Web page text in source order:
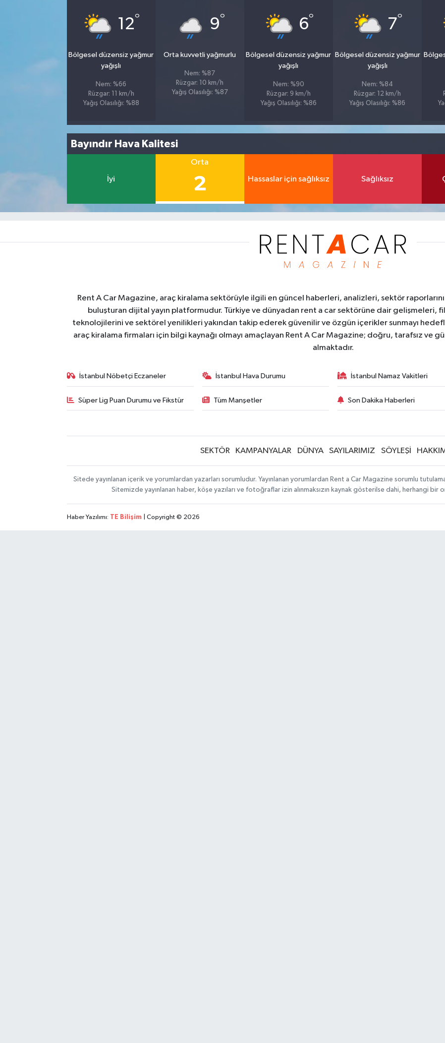
12°
Bölgesel düzensiz yağmur
yağışlı
Nem: %66
Rüzgar: 11 km/h
Yağış Olasılığı: %88
9°
Orta kuvvetli yağmurlu
Nem: %87
Rüzgar: 10 km/h
Yağış Olasılığı: %87
6°
Bölgesel düzensiz yağmur
yağışlı
Nem: %90
Rüzgar: 9 km/h
Yağış Olasılığı: %86
7°
Bölgesel düzensiz yağmur
yağışlı
Nem: %84
Rüzgar: 12 km/h
Yağış Olasılığı: %86
Bayındır Hava Kalitesi
İyi
Orta
2 Hassaslar için sağlıksız Sağlıksız
Rent A Car Magazine, araç kiralama sektörüyle ilgili en güncel haberleri, analizleri, sektör
buluşturan dijital yayın platformudur. Türkiye ve dünyadan rent a car sektörüne dair gelişmeleri,
teknolojilerini ve sektörel yenilikleri yakından takip ederek güvenilir ve özgün içerikler sunmayı
araç kiralama firmaları için bilgi kaynağı olmayı amaçlayan Rent A Car Magazine; doğru, tarafsız ve
almaktadır.
İstanbul Nöbetçi Eczaneler İstanbul Hava Durumu İstanbul Namaz Vakitleri
Süper Lig Puan Durumu ve Fikstür Tüm Manşetler Son Dakika Haberleri
SEKTÖR KAMPANYALAR DÜNYA SAYILARIMIZ SÖYLEŞİ
Sitede yayınlanan içerik ve yorumlardan yazarları sorumludur. Yayınlanan yorumlardan Rent a Car Magazine sorumlu
Sitemizde yayınlanan haber, köşe yazıları ve fotoğraflar izin alınmaksızın kaynak gösterilse dahi, herhangi bir
Haber Yazılımı: TE Bilişim | Copyright © 2026